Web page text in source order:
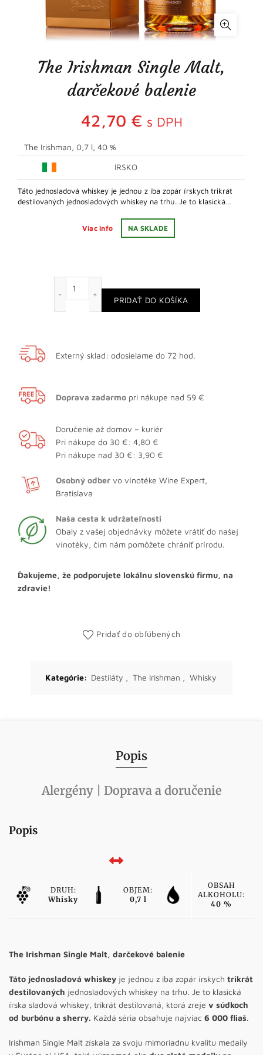
The Irishman Single Malt,
darčekové balenie
42,70 € s DPH
The Irishman, 0,7 l, 40 %
ÍRSKO
Táto jednosladová whiskey je jednou z iba zopár írskych trikrát
destilovaných jednosladových whiskey na trhu. Je to klasická…
Viac info NA SKLADE
PRIDAŤ DO KOŠÍKA
Externý sklad: odosielame do 72 hod.
Doprava zadarmo pri nákupe nad 59 €
Doručenie až domov – kuriér
Pri nákupe do 30 €: 4,80 €
Pri nákupe nad 30 €: 3,90 €
Osobný odber vo vínotéke Wine Expert,
Bratislava
Naša cesta k udržateľnosti
Obaly z vašej objednávky môžete vrátiť do našej
vínotéky, čím nám pomôžete chrániť prírodu.
Ďakujeme, že podporujete lokálnu slovenskú firmu, na
zdravie!
Pridať do obľúbených
Kategórie: Destiláty , The Irishman , Whisky
Popis
Alergény | Doprava a doručenie
Popis
DRUH:
Whisky
OBJEM:
0,7 l
OBSAH
ALKOHOLU:
40 %
The Irishman Single Malt, darčekové balenie
Táto jednosladová whiskey je jednou z iba zopár írskych trikrát
destilovaných jednosladových whiskey na trhu. Je to klasická
írska sladová whiskey, trikrát destilovaná, ktorá zreje v súdkoch
od burbónu a sherry. Každá séria obsahuje najviac 6 000 fliaš.
Irishman Single Malt získala za svoju mimoriadnu kvalitu medaily